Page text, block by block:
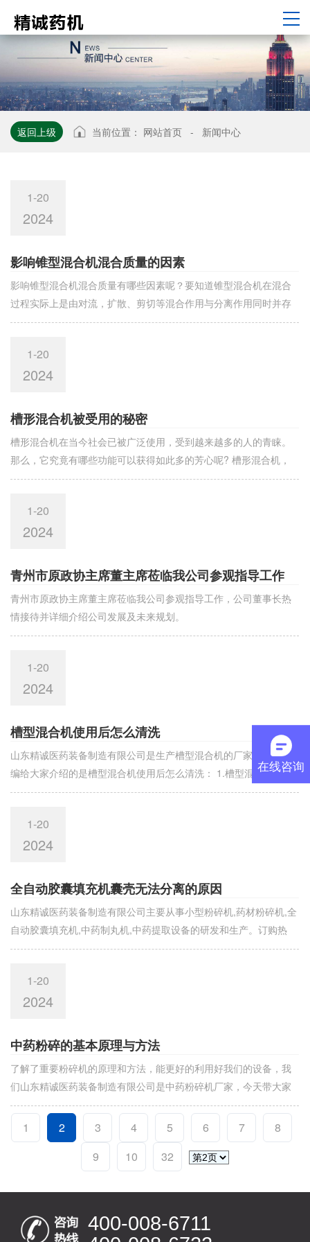
返回上级 当前位置： 网站首页 - 新闻中心
1-20
2024
影响锥型混合机混合质量的因素
影响锥型混合机混合质量有哪些因素呢？要知道锥型混合机在混合
过程实际上是由对流，扩散、剪切等混合作用与分离作用同时并存
的一个过程，凡是影响这些作用进行好坏的诸因素
1-20
2024
槽形混合机被受用的秘密
槽形混合机在当今社会已被广泛使用，受到越来越多的人的青睐。
那么，它究竟有哪些功能可以获得如此多的芳心呢? 槽形混合机，
包括固定架、混合槽、机盖、固定轴和搅拌桨
1-20
2024
青州市原政协主席董主席莅临我公司参观指导工作
青州市原政协主席董主席莅临我公司参观指导工作，公司董事长热
情接待并详细介绍公司发展及未来规划。
1-20
2024
槽型混合机使用后怎么清洗
山东精诚医药装备制造有限公司是生产槽型混合机​的厂家，今天小
编给大家介绍的是槽型混合机使用后怎么清洗： 1.槽型混合机验证
小组成员必须清楚自己的职责，认真执行
1-20
2024
全自动胶囊填充机囊壳无法分离的原因
山东精诚医药装备制造有限公司主要从事小型粉碎机,药材粉碎机,全
自动胶囊填充机,中药制丸机,中药提取设备的研发和生产。订购热
线：400-008-6711\400-
1-20
2024
中药粉碎的基本原理与方法
了解了重要粉碎机的原理和方法，能更好的利用好我们的设备，我
们山东精诚医药装备制造有限公司是中药粉碎机厂家​，今天带大家
了解一下我们精诚医药中药粉碎机的基本远离和
1 2 3 4 5 6 7
8
9
10 32
400-008-6711
在线咨询